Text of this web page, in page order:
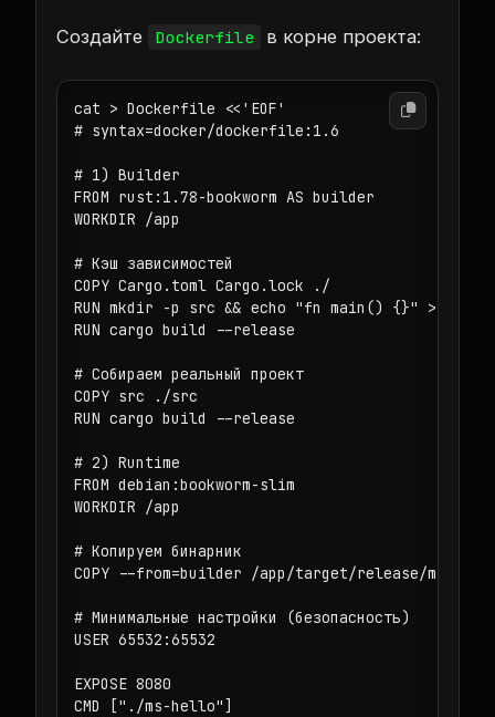
Создайте Dockerfile в корне проекта:
cat > Dockerfile <<'EOF'
# syntax=docker/dockerfile:1.6
# 1) Builder
FROM rust:1.78-bookworm AS builder
WORKDIR /app
# Кэш зависимостей
COPY Cargo.toml Cargo.lock ./
RUN mkdir -p src && echo "fn main() {}" > src/
RUN cargo build --release
# Собираем реальный проект
COPY src ./src
RUN cargo build --release
# 2) Runtime
FROM debian:bookworm-slim
WORKDIR /app
# Копируем бинарник
COPY --from=builder /app/target/release/ms-
# Минимальные настройки (безопасность)
USER 65532:65532
EXPOSE 8080
CMD ["./ms-hello"]